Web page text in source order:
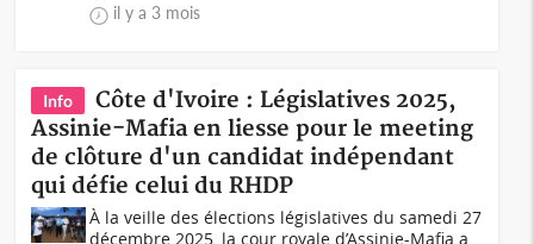
il y a 3 mois
Info
Côte d'Ivoire : Législatives 2025,
Assinie-Mafia en liesse pour le meeting
de clôture d'un candidat indépendant
qui défie celui du RHDP
À la veille des élections législatives du samedi 27
décembre 2025, la cour royale d’Assinie-Mafia a